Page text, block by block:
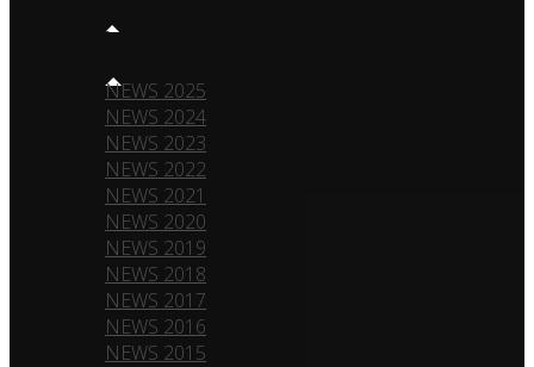
NEWS
NEWS 2025
NEWS 2024
NEWS 2023
NEWS 2022
NEWS 2021
NEWS 2020
NEWS 2019
NEWS 2018
NEWS 2017
NEWS 2016
NEWS 2015